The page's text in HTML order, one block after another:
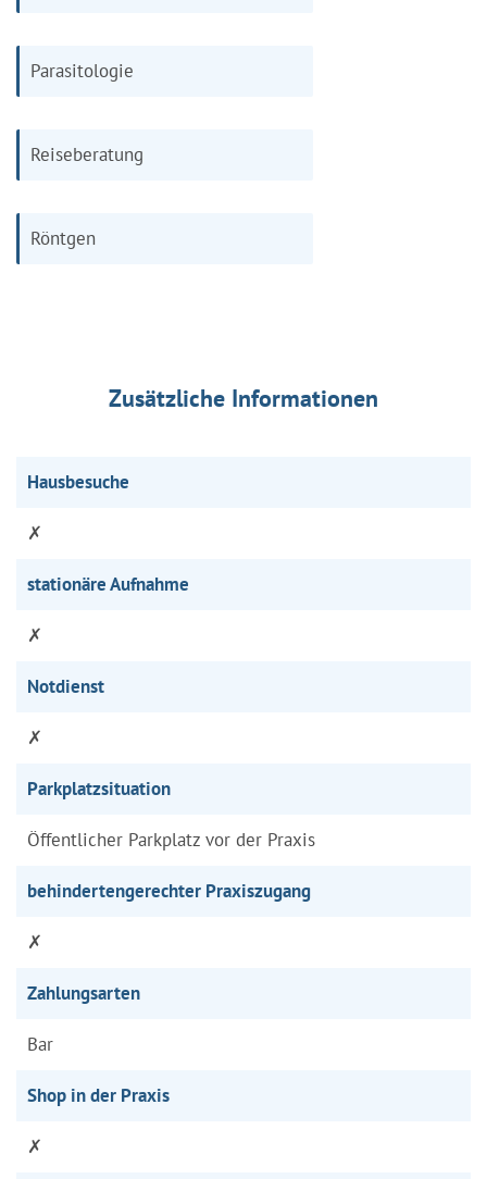
Parasitologie
Reiseberatung
Röntgen
Zusätzliche Informationen
Hausbesuche
✗
stationäre Aufnahme
✗
Notdienst
✗
Parkplatzsituation
Öffentlicher Parkplatz vor der Praxis
behindertengerechter Praxiszugang
✗
Zahlungsarten
Bar
Shop in der Praxis
✗